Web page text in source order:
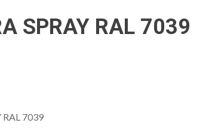
SPRAY RAL 7039
RAL 7039